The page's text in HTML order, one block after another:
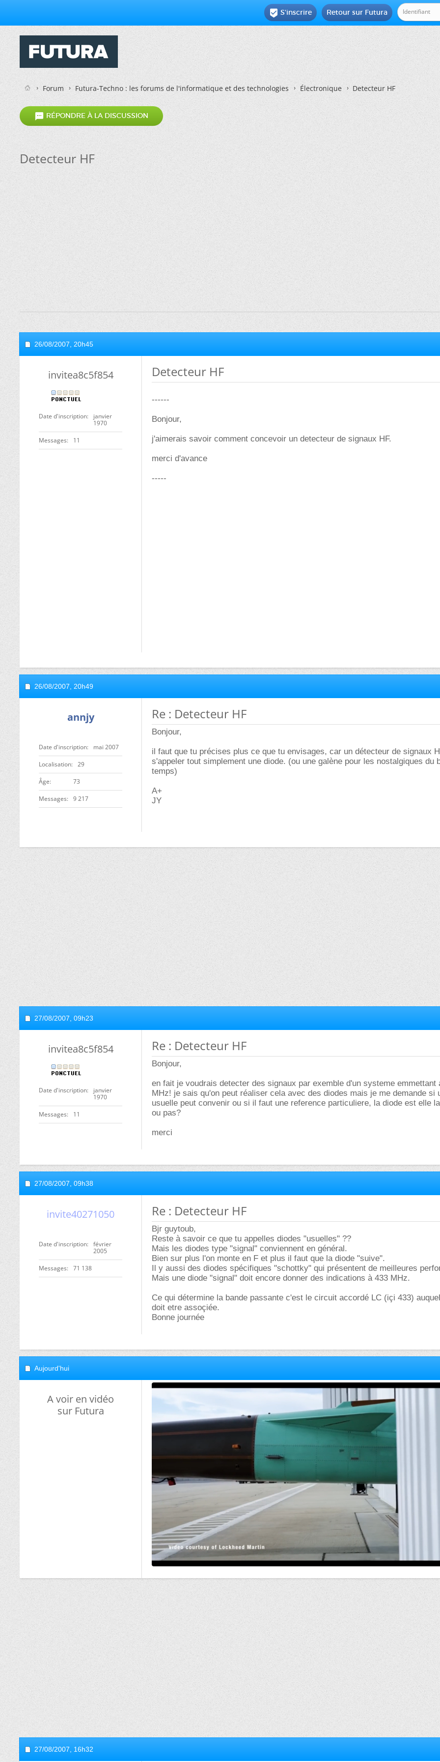
Retour sur Futura
 S'inscrire
Forum Futura-Techno : les forums de l'informatique et des technologies Électronique Detecteur HF
 RÉPONDRE À LA DISCUSSION
Detecteur HF
26/08/2007, 20h45
invitea8c5f854
Date d'inscription
janvier
1970
Messages 11
Detecteur HF
------
Bonjour,
j'aimerais savoir comment concevoir un detecteur de signaux HF.
merci d'avance
-----
26/08/2007, 20h49
annjy
Date d'inscription mai 2007
Localisation 29
ge 73
Messages 9 217
Re : Detecteur HF
Bonjour,
il faut que tu précises plus ce que tu envisages, car un détecteur de signaux
s'appeler tout simplement une diode. (ou une galène pour les nostalgiques du
temps)
A+
JY
27/08/2007, 09h23
invitea8c5f854
Date d'inscription
janvier
1970
Messages 11
Re : Detecteur HF
Bonjour,
en fait je voudrais detecter des signaux par exemble d'un systeme emmettant
MHz! je sais qu'on peut réaliser cela avec des diodes mais je me demande si
usuelle peut convenir ou si il faut une reference particuliere, la diode est elle
ou pas?
merci
27/08/2007, 09h38
invite40271050
Date d'inscription
février
2005
Messages 71 138
Re : Detecteur HF
Bjr guytoub,
Reste à savoir ce que tu appelles diodes "usuelles" ??
Mais les diodes type "signal" conviennent en général.
Bien sur plus l'on monte en F et plus il faut que la diode "suive".
Il y aussi des diodes spécifiques "schottky" qui présentent de meilleures
Mais une diode "signal" doit encore donner des indications à 433 MHz.
Ce qui détermine la bande passante c'est le circuit accordé LC (içi 433)
doit etre assoçiée.
Bonne journée
Aujourd'hui
A voir en vidéo
sur Futura
27/08/2007, 16h32